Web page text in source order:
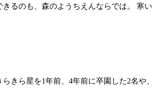
るのも、森のようちえんならでは。 寒い
きら星を1年前、4年前に卒園した2名や、